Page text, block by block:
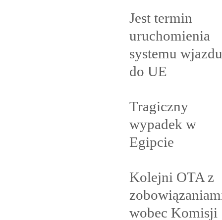
Jest termin
uruchomienia
systemu wjazdu
do UE
Tragiczny
wypadek w
Egipcie
Kolejni OTA z
wobec Komisji